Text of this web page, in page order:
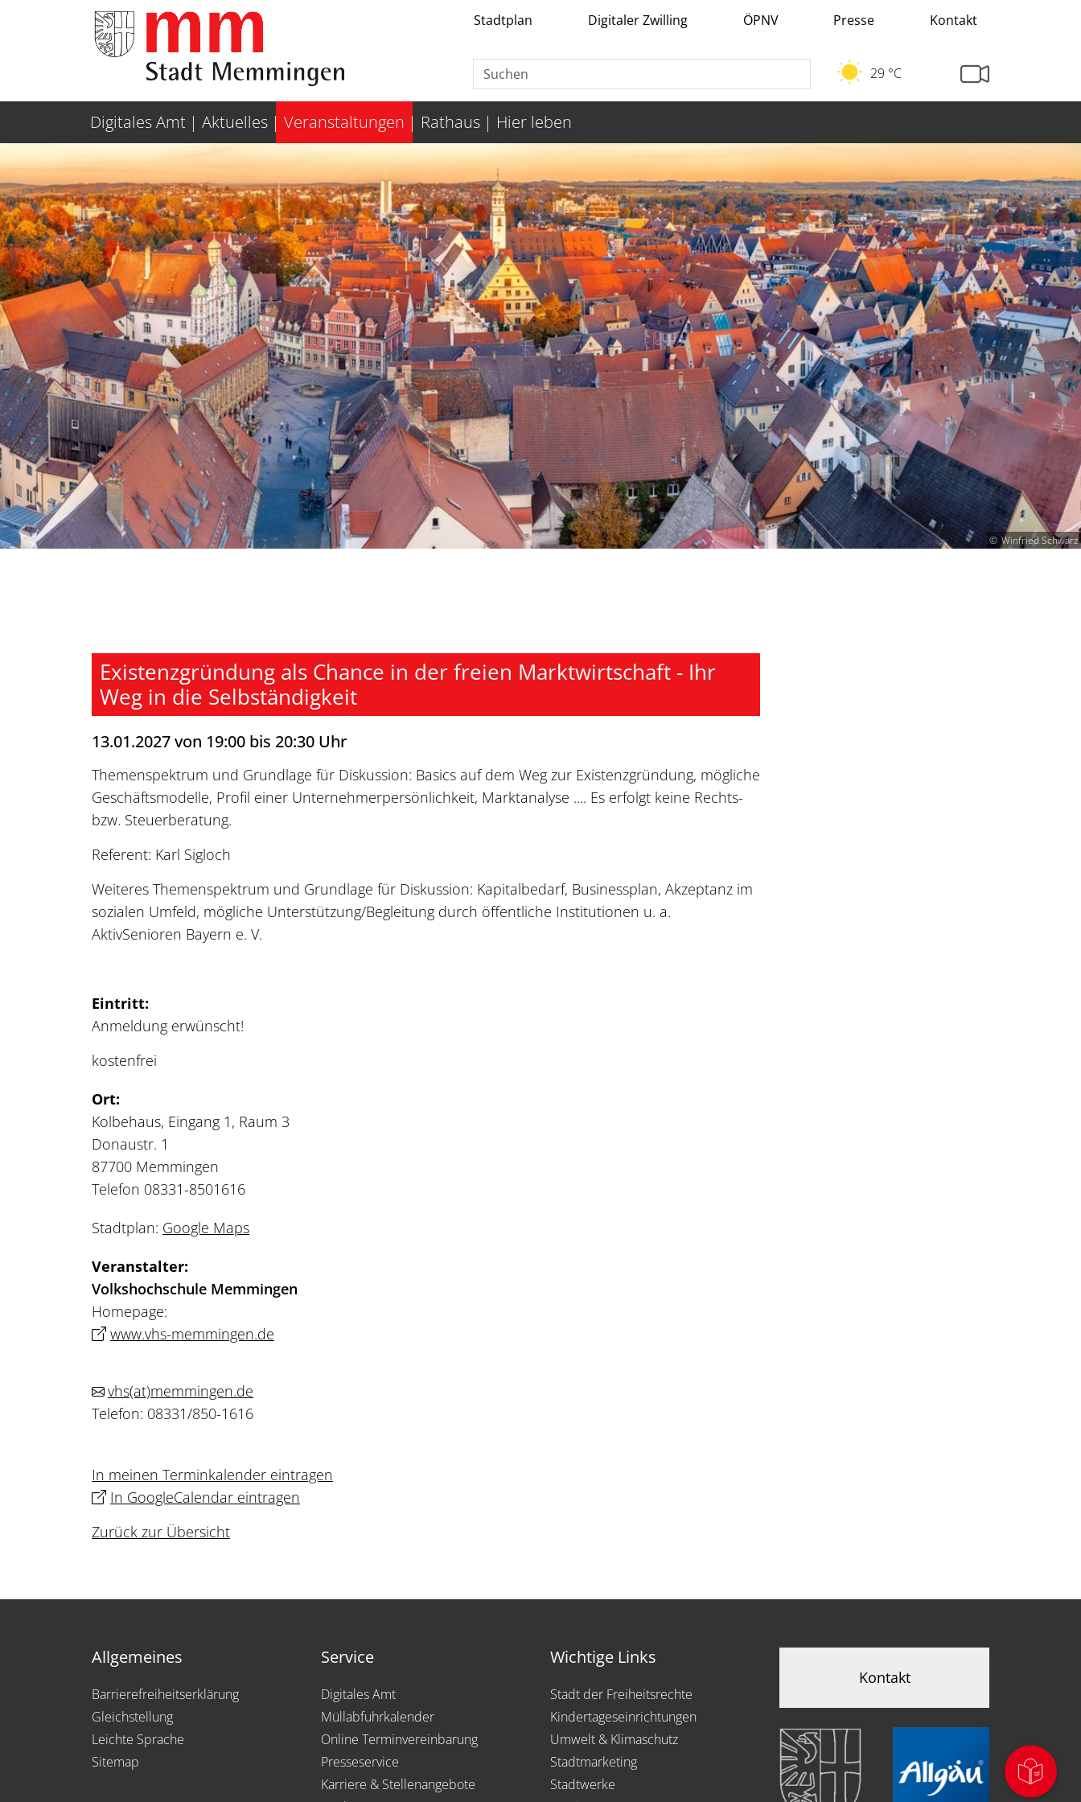
Weiter zur Navigation Weiter zum Inhalt Stadtplan Digitaler Zwilling ÖPNV Presse Kontakt
29 °C
Digitales Amt Aktuelles Veranstaltungen Rathaus Hier leben
Winfried Schwarz
Existenzgründung als Chance in der freien Marktwirtschaft - Ihr
Weg in die Selbständigkeit
13.01.2027 von 19:00 bis 20:30 Uhr
Themenspektrum und Grundlage für Diskussion: Basics auf dem Weg zur Existenzgründung, mögliche
Geschäftsmodelle, Profil einer Unternehmerpersönlichkeit, Marktanalyse .... Es erfolgt keine Rechts-
bzw. Steuerberatung.
Referent: Karl Sigloch
Weiteres Themenspektrum und Grundlage für Diskussion: Kapitalbedarf, Businessplan, Akzeptanz im
sozialen Umfeld, mögliche Unterstützung/Begleitung durch öffentliche Institutionen u. a.
AktivSenioren Bayern e. V.
Eintritt:
Anmeldung erwünscht!
kostenfrei
Ort:
Kolbehaus, Eingang 1, Raum 3
Donaustr. 1
87700 Memmingen
Telefon 08331-8501616
Stadtplan: Google Maps
Veranstalter:
Volkshochschule Memmingen
Homepage:
www.vhs-memmingen.de
vhs(at)memmingen.de
Telefon: 08331/850-1616
In meinen Terminkalender eintragen
In GoogleCalendar eintragen
Zurück zur Übersicht
Allgemeines
Barrierefreiheitserklärung
Gleichstellung
Leichte Sprache
Sitemap
Service
Digitales Amt
Müllabfuhrkalender
Online Terminvereinbarung
Presseservice
Karriere & Stellenangebote
Wichtige Links
Stadt der Freiheitsrechte
Kindertageseinrichtungen
Umwelt & Klimaschutz
Stadtmarketing
Stadtwerke
Kontakt